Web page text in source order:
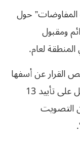
المفاوضات” حول
ومقبول
لعام.
القرار عن أسفها
لعدم تحقق إجماع حول النص الذي حصل على تأييد 13
التصويت